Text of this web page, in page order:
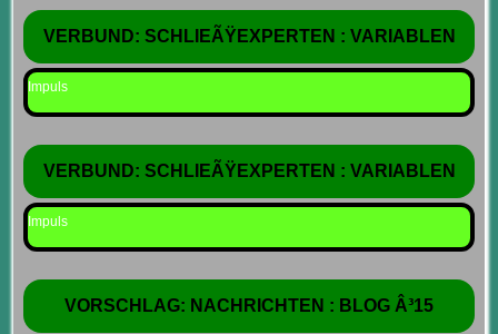
VERBUND: SCHLIEÃŸEXPERTEN : VARIABLEN
Impuls
VERBUND: SCHLIEÃŸEXPERTEN : VARIABLEN
Impuls
VORSCHLAG: NACHRICHTEN : BLOG Â³15